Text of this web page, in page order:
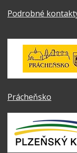
Podrobné
Prácheňsko